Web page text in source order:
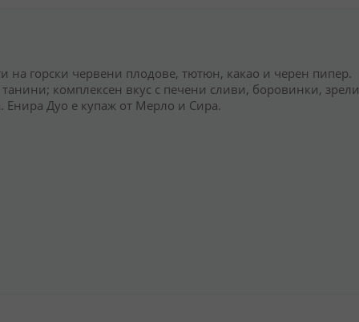
на горски червени плодове, тютюн, какао и черен пипер.
комплексен вкус с печени сливи, боровинки, зрели
Дуо е купаж от Мерло и Сира.